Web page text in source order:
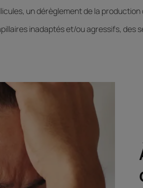
un dérèglement de la
inadaptés et/ou agressifs, des